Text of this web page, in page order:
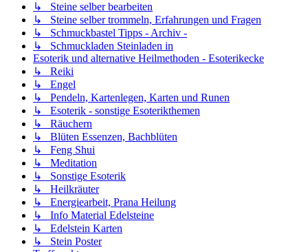
↳ Steine selber bearbeiten
↳ Steine selber trommeln, Erfahrungen und Fragen
↳ Schmuckbastel Tipps - Archiv -
↳ Schmuckladen Steinladen in
Esoterik und alternative Heilmethoden - Esoterikecke
↳ Reiki
↳ Engel
↳ Pendeln, Kartenlegen, Karten und Runen
↳ Esoterik - sonstige Esoterikthemen
↳ Räuchern
↳ Blüten Essenzen, Bachblüten
↳ Feng Shui
↳ Meditation
↳ Sonstige Esoterik
↳ Heilkräuter
↳ Energiearbeit, Prana Heilung
↳ Info Material Edelsteine
↳ Edelstein Karten
↳ Stein Poster